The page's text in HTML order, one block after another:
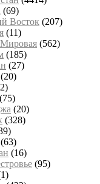
(69)
Восток (207)
(11)
(562)
(185)
(27)
(20)
(75)
(20)
(328)
(63)
(16)
(95)